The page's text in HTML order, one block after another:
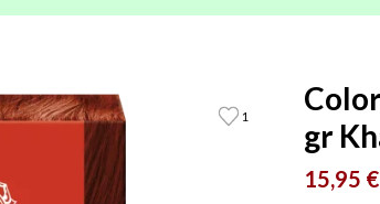
1
gr
15,95 €